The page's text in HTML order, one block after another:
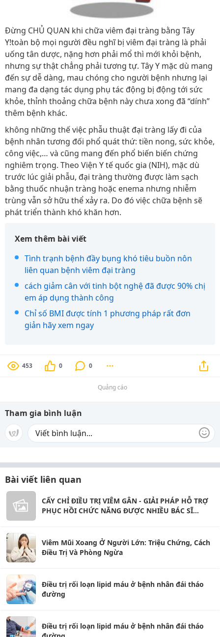
Đừng CHỦ QUAN khi chữa viêm đại tràng bằng Tây
Y!toàn bộ mọi người đều nghĩ bị viêm đại tràng là phải
uống tân dược, nặng hơn phải mổ thì mới khỏi bệnh,
nhưng sự thật chẳng phải tương tự. Tây Y mặc dù mang
đến sự dễ dàng, mau chóng cho người bệnh nhưng lại
mang đa dạng tác dụng phụ tác động bị động tới sức
khỏe, thỉnh thoảng chữa bệnh này chưa xong đã “dính”
thêm bệnh khác.
không những thế việc phẫu thuật đại tràng lấy đi của
bệnh nhân tương đối phổ quát thứ: tiền nong, sức khỏe,
công việc,… và cũng mang đến phổ biến biến chứng
nghiêm trọng. Theo Viện Y tế quốc gia (NIH), mặc dù
trước lúc giải phẫu, đại tràng thường được làm sạch
bằng thuốc nhuận tràng hoặc enema nhưng nhiễm
trùng vẫn sở hữu thể xảy ra. Do đó việc chữa bệnh sẽ
phát triển thành khó khăn hơn.
Xem thêm bài viết
Tình trạnh bệnh đầy bụng khó tiêu buồn nôn
liên quan bệnh viêm đại tràng
cách giảm cân với tinh bột nghệ đã được 90% chị
em áp dụng thành công
Chỉ số BMI được tính 1 phương pháp rất đơn
giản hãy xem ngay
453 0 0
Quảng cáo
Tham gia bình luận
Bài viết liên quan
CẤY CHỈ ĐIỀU TRỊ VIÊM GÂN - GIẢI PHÁP HỖ TRỢ
PHỤC HỒI CHỨC NĂNG ĐƯỢC NHIỀU BÁC SĨ
Viêm Mũi Xoang Ở Người Lớn: Triệu Chứng, Cách
Điều Trị Và Phòng Ngừa
Điều trị rối loạn lipid máu ở bệnh nhân đái tháo
đường
Điều trị rối loạn lipid máu ở bệnh nhân đái tháo